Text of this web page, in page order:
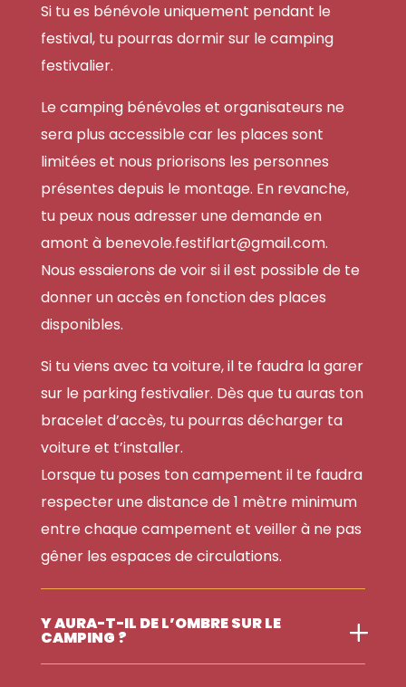
Si tu es bénévole uniquement pendant le
festival, tu pourras dormir sur le camping
festivalier.
Le camping bénévoles et organisateurs ne
sera plus accessible car les places sont
limitées et nous priorisons les personnes
présentes depuis le montage. En revanche,
tu peux nous adresser une demande en
amont à benevole.festiflart@gmail.com.
Nous essaierons de voir si il est possible de te
donner un accès en fonction des places
disponibles.
Si tu viens avec ta voiture, il te faudra la garer
sur le parking festivalier. Dès que tu auras ton
bracelet d’accès, tu pourras décharger ta
voiture et t’installer.
Lorsque tu poses ton campement il te faudra
respecter une distance de 1 mètre minimum
entre chaque campement et veiller à ne pas
gêner les espaces de circulations.
Y AURA-T-IL DE L’OMBRE SUR LE
CAMPING ?